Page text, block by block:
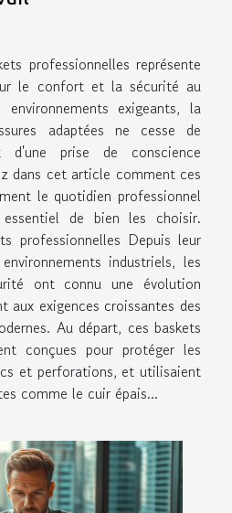
professionnelles représente
le confort et la sécurité au
exigeants, la
adaptées ne cesse de
d'une prise de conscience
dans cet article comment ces
le quotidien professionnel
de bien les choisir.
professionnelles Depuis leur
industriels, les
ont connu une évolution
aux exigences croissantes des
Au départ, ces baskets
conçues pour protéger les
et perforations, et utilisaient
comme le cuir épais...